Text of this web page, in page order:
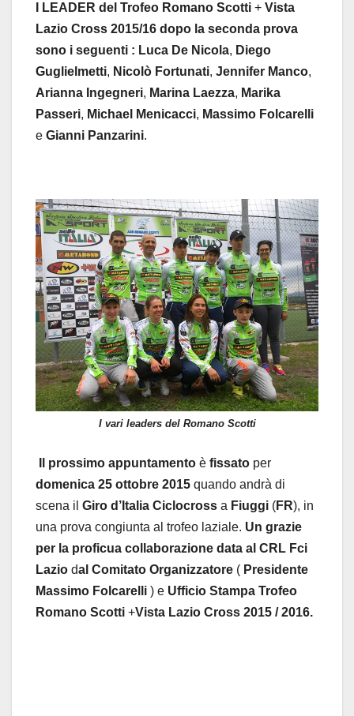
I LEADER del Trofeo Romano Scotti + Vista
Lazio Cross 2015/16 dopo la seconda prova
sono i seguenti : Luca De Nicola, Diego
Guglielmetti, Nicolò Fortunati, Jennifer Manco,
Arianna Ingegneri, Marina Laezza, Marika
Passeri, Michael Menicacci, Massimo Folcarelli
e Gianni Panzarini.
I vari leaders del Romano Scotti
prossimo appuntamento è fissato per
domenica 25 ottobre 2015 quando andrà di
scena il Giro d’Italia Ciclocross a Fiuggi (FR), in
una prova congiunta al trofeo laziale. Un grazie
per la proficua collaborazione data al CRL Fci
Lazio dal Comitato Organizzatore ( Presidente
Massimo Folcarelli ) e Ufficio Stampa Trofeo
Romano Scotti +Vista Lazio Cross 2015 / 2016.